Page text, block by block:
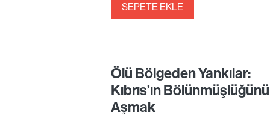
SEPETE EKLE
Ölü Bölgeden Yankılar:
Kıbrıs’ın Bölünmüşlüğünü
Aşmak